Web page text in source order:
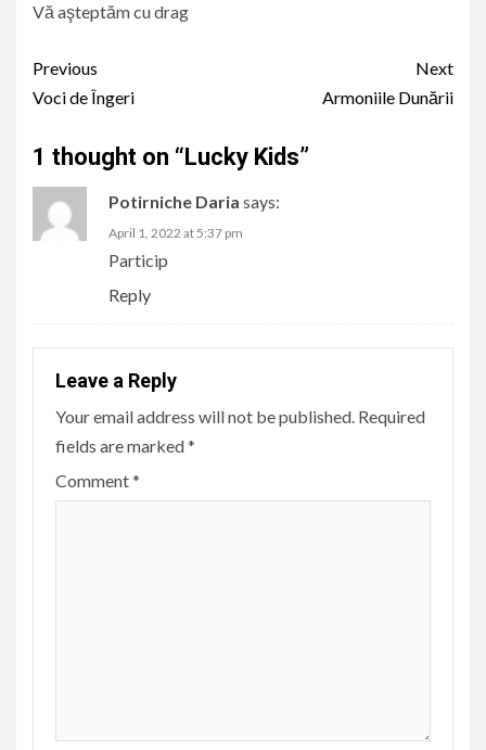
Vă aşteptăm cu drag
Continue
Reading
Previous
Voci de Îngeri
Next
Armoniile Dunării
1 thought on “ Lucky Kids”
Potirniche Daria says:
April 1, 2022 at 5:37 pm
Particip
Reply
Leave a Reply
Your email address will not be published. Required
fields are marked*
Comment*